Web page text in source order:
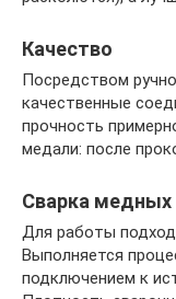
Качество
Посредством
качественные
прочность
медали: после
Сварка медных
Для работы
Выполняется
подключением к